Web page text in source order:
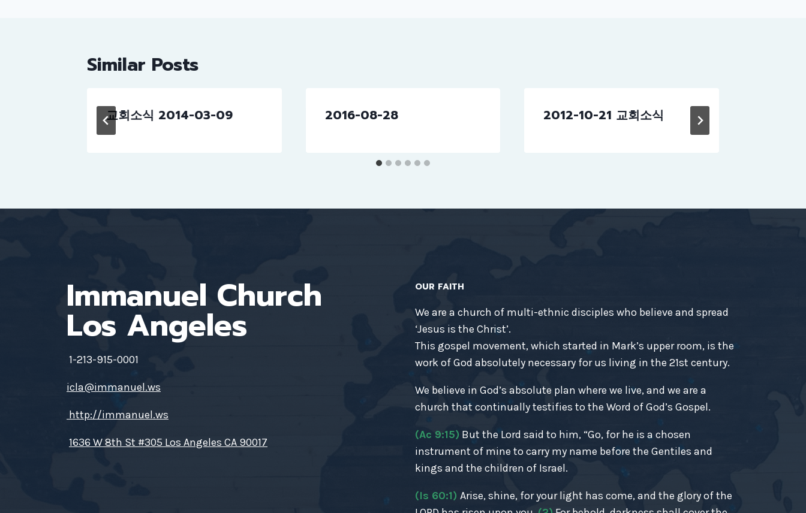
Similar Posts
교회소식 2014-03-09 2016-08-28 2012-10-21 교회소식
Immanuel Church
Los Angeles
1-213-915-0001
icla@immanuel.ws
http://immanuel.ws
1636 W 8th St #305 Los Angeles CA 90017
OUR FAITH
We are a church of multi-ethnic disciples who believe and spread
‘Jesus is the Christ’.
This gospel movement, which started in Mark’s upper room, is the
work of God absolutely necessary for us living in the 21st century.
We believe in God’s absolute plan where we live, and we are a
church that continually testifies to the Word of God’s Gospel.
(Ac 9:15) But the Lord said to him, “Go, for he is a chosen
instrument of mine to carry my name before the Gentiles and
kings and the children of Israel.
(Is 60:1) Arise, shine, for your light has come, and the glory of the